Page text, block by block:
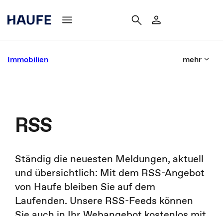
Immobilien mehr
RSS
Ständig die neuesten Meldungen, aktuell
und übersichtlich: Mit dem RSS-Angebot
von Haufe bleiben Sie auf dem
Laufenden. Unsere RSS-Feeds können